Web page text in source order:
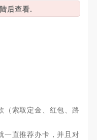
后查看.
（索取定金、红包、路
一直推荐办卡，并且对